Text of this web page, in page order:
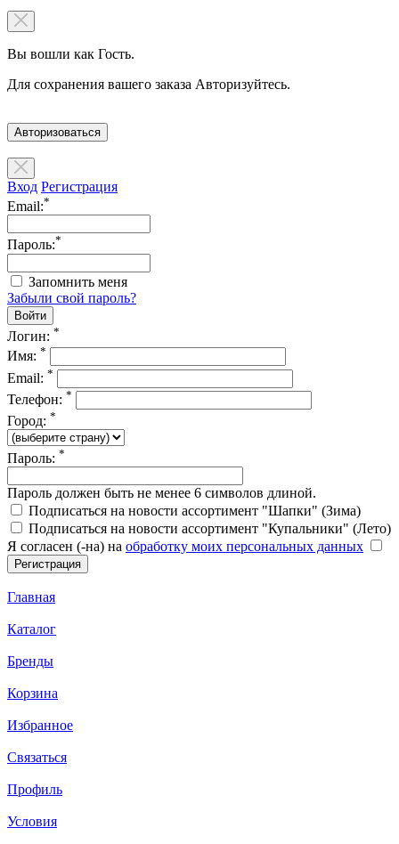
Вы вошли как Гость.
Для сохранения вашего заказа Авторизуйтесь.
Авторизоваться
Вход Регистрация
Email:*
Пароль:*
Запомнить меня
Забыли свой пароль?
Логин: *
Имя: *
Email: *
Телефон: *
Город: *
Пароль: *
Пароль должен быть не менее 6 символов длиной.
Подписаться на новости ассортимент "Шапки" (Зима)
Подписаться на новости ассортимент "Купальники" (Лето)
Я согласен (-на) на обработку моих персональных данных
Главная
Каталог
Бренды
Корзина
Избранное
Связаться
Профиль
Условия